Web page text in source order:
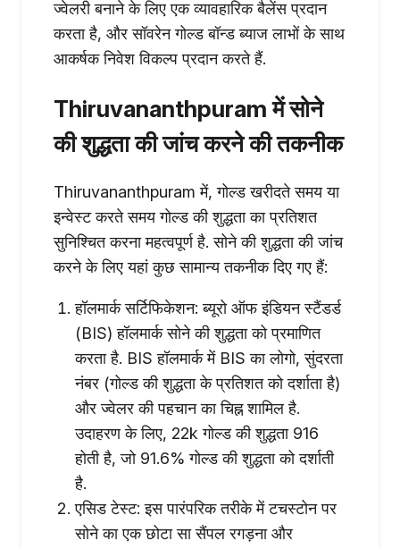
ज्वेलरी बनाने के लिए एक व्यावहारिक बैलेंस प्रदान
करता है, और सॉवरेन गोल्ड बॉन्ड ब्याज लाभों के साथ
आकर्षक निवेश विकल्प प्रदान करते हैं.
Thiruvananthpuram में सोने
की शुद्धता की जांच करने की तकनीक
Thiruvananthpuram में, गोल्ड खरीदते समय या
इन्वेस्ट करते समय गोल्ड की शुद्धता का प्रतिशत
सुनिश्चित करना महत्वपूर्ण है. सोने की शुद्धता की जांच
करने के लिए यहां कुछ सामान्य तकनीक दिए गए हैं:
हॉलमार्क सर्टिफिकेशन: ब्यूरो ऑफ इंडियन स्टैंडर्ड
(BIS) हॉलमार्क सोने की शुद्धता को प्रमाणित
करता है. BIS हॉलमार्क में BIS का लोगो, सुंदरता
नंबर (गोल्ड की शुद्धता के प्रतिशत को दर्शाता है)
और ज्वेलर की पहचान का चिह्न शामिल है.
उदाहरण के लिए, 22k गोल्ड की शुद्धता 916
होती है, जो 91.6% गोल्ड की शुद्धता को दर्शाती
है.
एसिड टेस्ट: इस पारंपरिक तरीके में टचस्टोन पर
सोने का एक छोटा सा सैंपल रगड़ना और